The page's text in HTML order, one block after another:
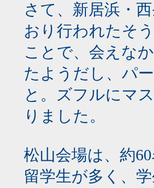
さて、新居浜・
おり行われたそ
ことで、会えな
たようだし、パ
と。ズフルにマ
りました。
松山会場は、約
留学生が多く、